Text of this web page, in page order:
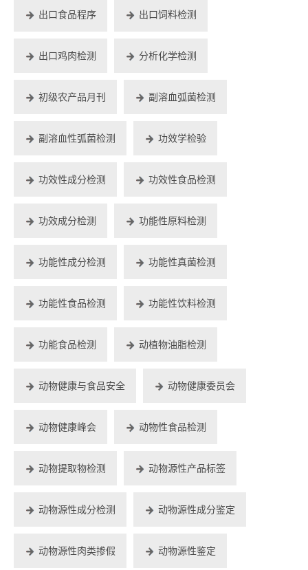
出口食品程序 出口饲料检测
出口鸡肉检测 分析化学检测
初级农产品月刊 副溶血弧菌检测
副溶血性弧菌检测 功效学检验
功效性成分检测 功效性食品检测
功效成分检测 功能性原料检测
功能性成分检测 功能性真菌检测
功能性食品检测 功能性饮料检测
功能食品检测 动植物油脂检测
动物健康与食品安全 动物健康委员会
动物健康峰会 动物性食品检测
动物提取物检测 动物源性产品标签
动物源性成分检测 动物源性成分鉴定
动物源性肉类掺假 动物源性鉴定